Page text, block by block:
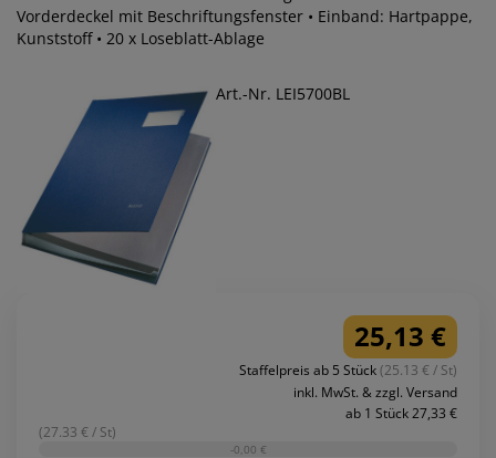
Vorderdeckel mit Beschriftungsfenster • Einband: Hartpappe,
Kunststoff • 20 x Loseblatt-Ablage
Art.-Nr. LEI5700BL
25,13 €
Staffelpreis ab 5 Stück(25.13 € / St)
inkl. MwSt. & zzgl. Versand
ab 1 Stück 27,33 €
(27.33 € / St)
-0,00 €